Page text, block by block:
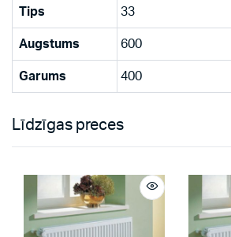
Tips 33
Augstums 600
Garums 400
Līdzīgas preces